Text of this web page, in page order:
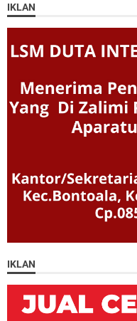
IKLAN
IKLAN